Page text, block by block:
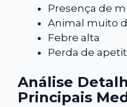
Presença de
Animal muito
Febre alta
Perda de
Análise
Principais